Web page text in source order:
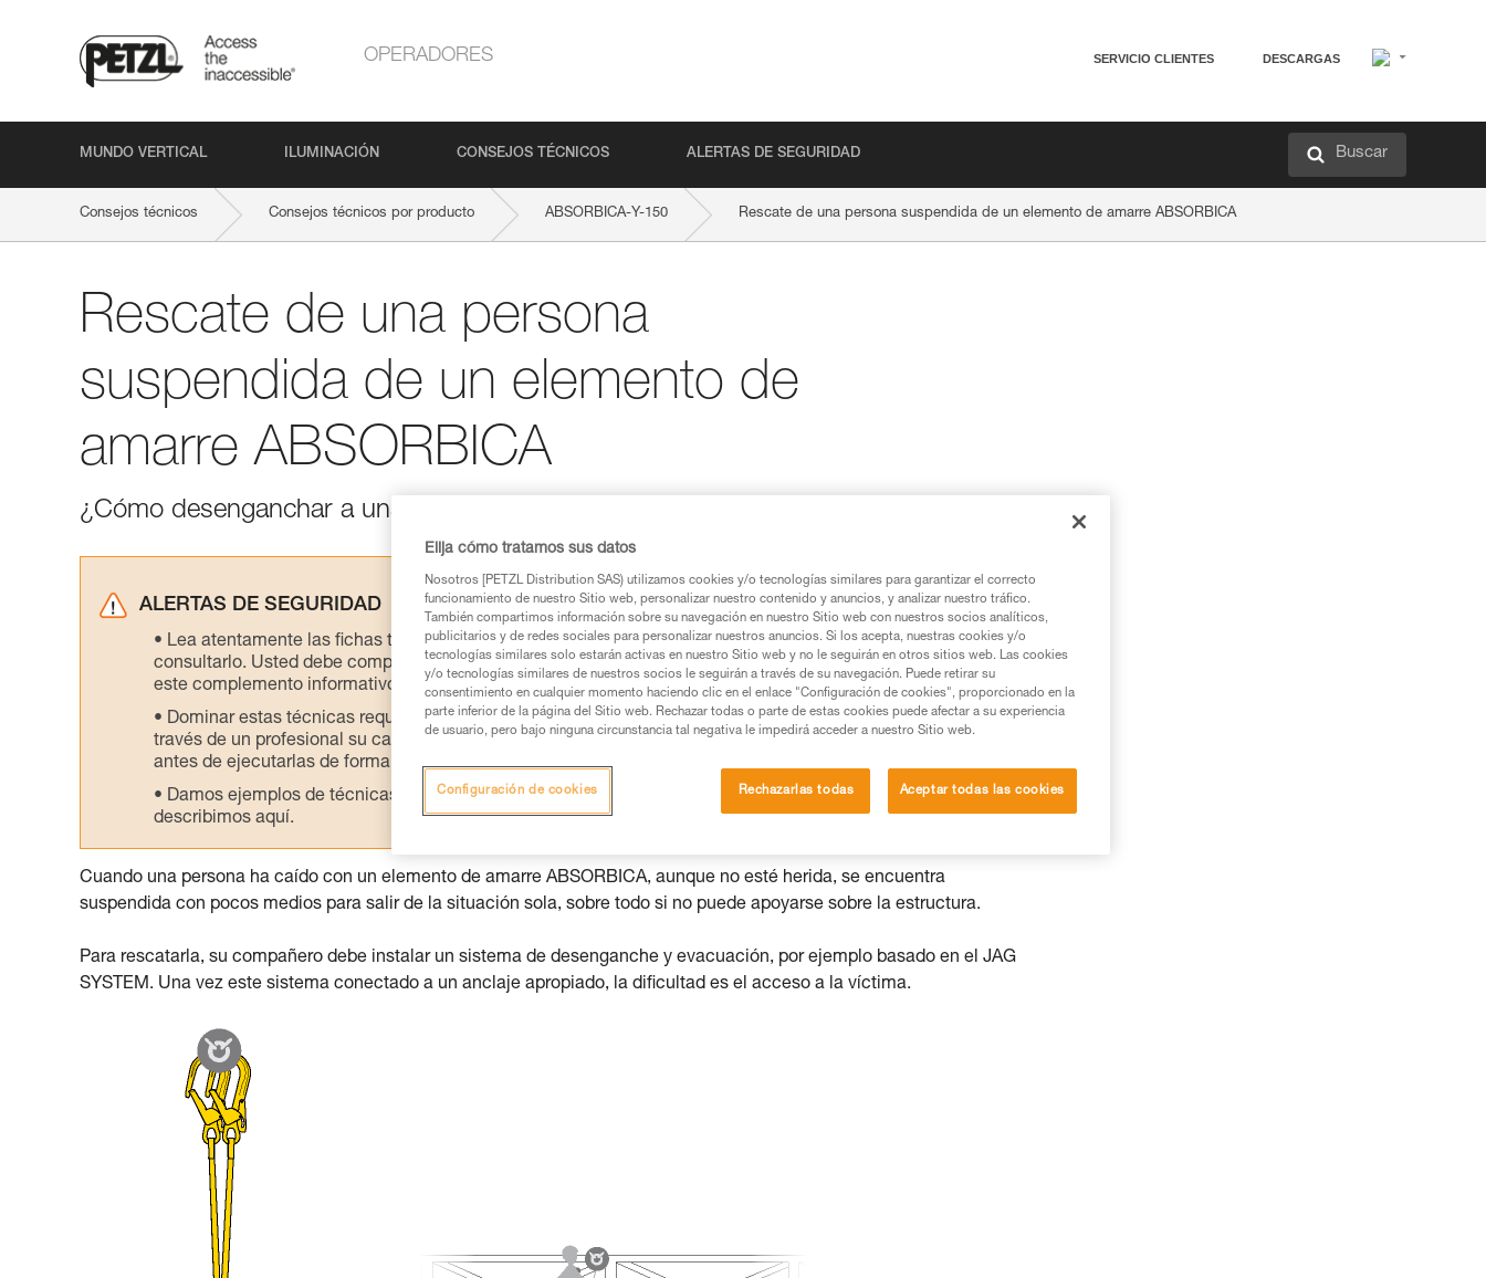
OPERADORES SERVICIO CLIENTES DESCARGAS
MUNDO VERTICAL ILUMINACIÓN CONSEJOS TÉCNICOS ALERTAS DE SEGURIDAD Buscar
Consejos técnicos Consejos técnicos por producto ABSORBICA-Y-150 Rescate de una persona suspendida de un elemento de amarre ABSORBICA
Rescate de una persona
suspendida de un elemento de
amarre ABSORBICA
¿Cómo desenganchar a una persona después de su caída?
ALERTAS DE SEGURIDAD
Lea atentamente las fichas técnicas de los productos utilizados en este consejo antes de
consultarlo. Usted debe comprender la información de la ficha técnica para poder comprender
este complemento informativo.
Dominar estas técnicas requiere una formación y un entrenamiento específico. Confirme a
través de un profesional su capacidad para ejecutar estas técnicas, solo y con total seguridad,
antes de ejecutarlas de forma autónoma.
Damos ejemplos de técnicas relacionadas con su actividad. Pueden existir otras que no
describimos aquí.
Cuando una persona ha caído con un elemento de amarre ABSORBICA, aunque no esté herida, se encuentra
suspendida con pocos medios para salir de la situación sola, sobre todo si no puede apoyarse sobre la estructura.
Para rescatarla, su compañero debe instalar un sistema de desenganche y evacuación, por ejemplo basado en el JAG
SYSTEM. Una vez este sistema conectado a un anclaje apropiado, la dificultad es el acceso a la víctima.
Elija cómo tratamos sus datos
Nosotros [PETZL Distribution SAS) utilizamos cookies y/o tecnologías similares para garantizar el correcto
funcionamiento de nuestro Sitio web, personalizar nuestro contenido y anuncios, y analizar nuestro tráfico.
También compartimos información sobre su navegación en nuestro Sitio web con nuestros socios analíticos,
publicitarios y de redes sociales para personalizar nuestros anuncios. Si los acepta, nuestras cookies y/o
tecnologías similares solo estarán activas en nuestro Sitio web y no le seguirán en otros sitios web. Las cookies
y/o tecnologías similares de nuestros socios le seguirán a través de su navegación. Puede retirar su
consentimiento en cualquier momento haciendo clic en el enlace "Configuración de cookies", proporcionado en la
parte inferior de la página del Sitio web. Rechazar todas o parte de estas cookies puede afectar a su experiencia
de usuario, pero bajo ninguna circunstancia tal negativa le impedirá acceder a nuestro Sitio web.
Rechazarlas todas Aceptar todas las cookies
Configuración de cookies